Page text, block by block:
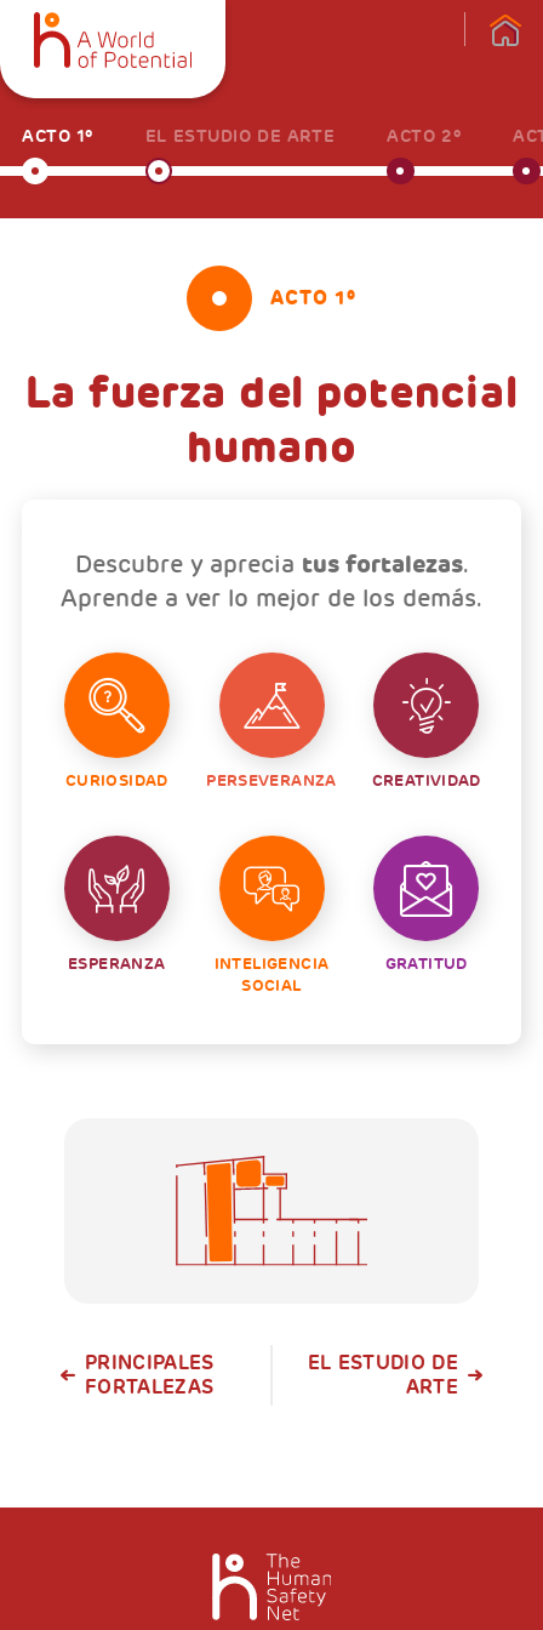
ACTO 1º EL ESTUDIO DE ARTE ACTO 2º
ACTO 1º
La fuerza del potencial
humano
Descubre y aprecia tus fortalezas.
Aprende a ver lo mejor de los demás.
CURIOSIDAD PERSEVERANZA CREATIVIDAD
ESPERANZA
INTELIGENCIA
SOCIAL
GRATITUD
PRINCIPALES
FORTALEZAS
EL ESTUDIO DE
ARTE